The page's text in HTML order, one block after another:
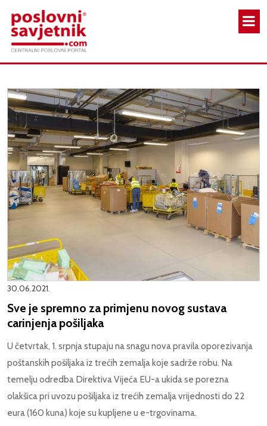
30.06.2021.
Sve je spremno za primjenu novog sustava
carinjenja pošiljaka
U četvrtak, 1. srpnja stupaju na snagu nova pravila oporezivanja
poštanskih pošiljaka iz trećih zemalja koje sadrže robu. Na
temelju odredba Direktiva Vijeća EU-a ukida se porezna
olakšica pri uvozu pošiljaka iz trećih zemalja vrijednosti do 22
eura (160 kuna) koje su kupljene u e-trgovinama.